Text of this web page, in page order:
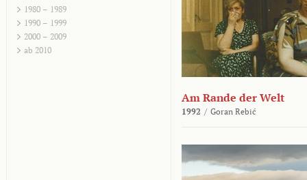
1980 – 1989
1990 – 1999
2000 – 2009
ab 2010
Am Rande der Welt
1992 / Goran Rebić